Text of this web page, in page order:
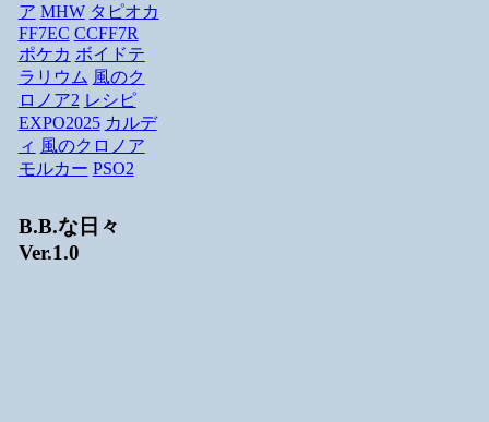
ア MHW タピオカ
FF7EC CCFF7R
ポケカ ボイドテ
ラリウム 風のク
ロノア2 レシピ
EXPO2025 カルデ
ィ 風のクロノア
モルカー PSO2
B.B.な日々
Ver.1.0